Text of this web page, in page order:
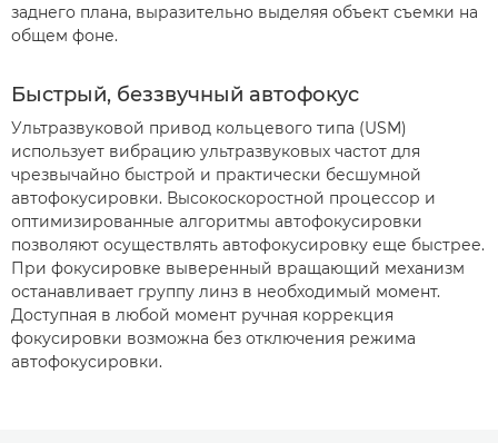
заднего плана, выразительно выделяя объект съемки на
общем фоне.
Быстрый, беззвучный автофокус
Ультразвуковой привод кольцевого типа (USM)
использует вибрацию ультразвуковых частот для
чрезвычайно быстрой и практически бесшумной
автофокусировки. Высокоскоростной процессор и
оптимизированные алгоритмы автофокусировки
позволяют осуществлять автофокусировку еще быстрее.
При фокусировке выверенный вращающий механизм
останавливает группу линз в необходимый момент.
Доступная в любой момент ручная коррекция
фокусировки возможна без отключения режима
автофокусировки.